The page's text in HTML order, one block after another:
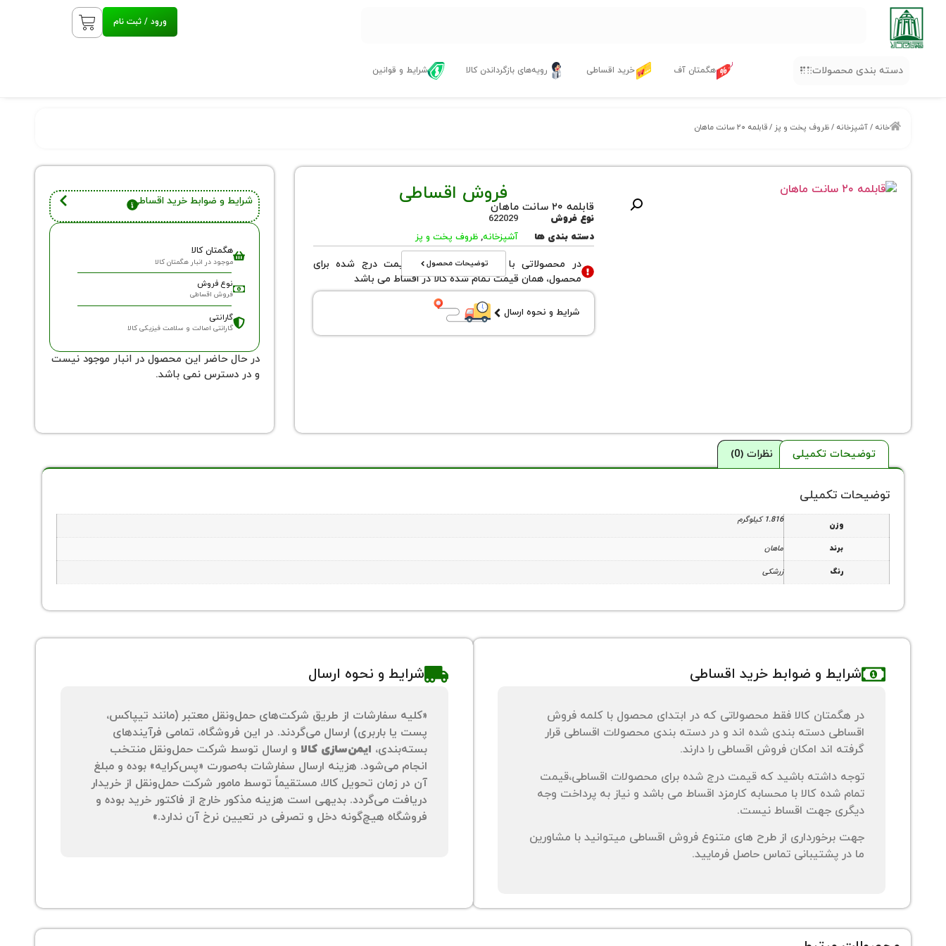
ورود / ثبت نام
دسته بندی محصولات هگمتان آف خرید اقساطی رویه‌های بازگرداندن کالا شرایط و قوانین
خانه /آشپزخانه /ظروف پخت و پز / قابلمه ۲۰ سانت ماهان
فروش اقساطی
قابلمه ۲۰ سانت ماهان
نوع فروش
622029
دسته بندی ها
آشپزخانه,ظروف پخت و پز
توضیحات محصول
در محصولاتی با نوع فروش اقساطی قیمت درج شده برای
محصول، همان قیمت تمام شده کالا در اقساط می باشد
شرایط و نحوه ارسال
شرایط و ضوابط خرید اقساطی
هگمتان کالا
موجود در انبار هگمتان کالا
نوع فروش
فروش اقساطی
گارانتی
گارانتی اصالت و سلامت فیزیکی کالا
در حال حاضر این محصول در انبار موجود نیست
و در دسترس نمی باشد.
توضیحات تکمیلی نظرات (0)
توضیحات تکمیلی
وزن
1.816 کیلوگرم
برند ماهان
رنگ زرشکی
شرایط و ضوابط خرید اقساطی
در هگمتان کالا فقط محصولاتی که در ابتدای محصول با کلمه فروش
اقساطی دسته بندی شده اند و در دسته بندی محصولات اقساطی قرار
گرفته اند امکان فروش اقساطی را دارند.
توجه داشته باشید که قیمت درج شده برای محصولات اقساطی،قیمت
تمام شده کالا با محسابه کارمزد اقساط می باشد و نیاز به پرداخت وجه
دیگری جهت اقساط نیست.
جهت برخورداری از طرح های متنوع فروش اقساطی میتوانید با مشاورین
ما در پشتیبانی تماس حاصل فرمایید.
شرایط و نحوه ارسال
«کلیه سفارشات از طریق شرکت‌های حمل‌ونقل معتبر (مانند تیپاکس،
پست یا باربری) ارسال می‌گردند. در این فروشگاه، تمامی فرآیندهای
بسته‌بندی، ایمن‌سازی کالا و ارسال توسط شرکت حمل‌ونقل منتخب
انجام می‌شود. هزینه ارسال سفارشات به‌صورت «پس‌کرایه» بوده و مبلغ
آن در زمان تحویل کالا، مستقیماً توسط مامور شرکت حمل‌ونقل از خریدار
دریافت می‌گردد. بدیهی است هزینه مذکور خارج از فاکتور خرید بوده و
فروشگاه هیچ‌گونه دخل و تصرفی در تعیین نرخ آن ندارد.»